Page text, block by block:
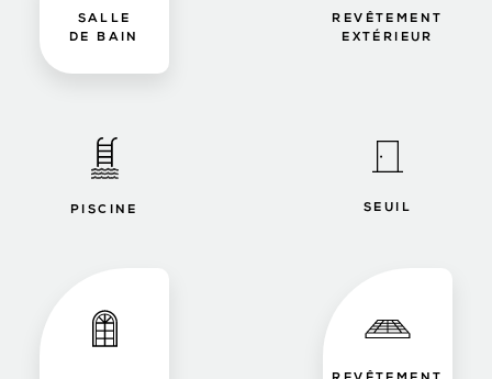
SALLE
DE BAIN
REVÊTEMENT
EXTÉRIEUR
PISCINE SEUIL